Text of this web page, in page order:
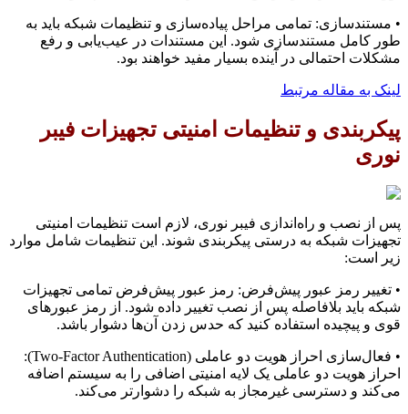
• مستندسازی: تمامی مراحل پیاده‌سازی و تنظیمات شبکه باید به
طور کامل مستندسازی شود. این مستندات در عیب‌یابی و رفع
مشکلات احتمالی در آینده بسیار مفید خواهند بود.
لینک به مقاله مرتبط
پیکربندی و تنظیمات امنیتی تجهیزات فیبر
نوری
پس از نصب و راه‌اندازی فیبر نوری، لازم است تنظیمات امنیتی
تجهیزات شبکه به درستی پیکربندی شوند. این تنظیمات شامل موارد
زیر است:
• تغییر رمز عبور پیش‌فرض: رمز عبور پیش‌فرض تمامی تجهیزات
شبکه باید بلافاصله پس از نصب تغییر داده شود. از رمز عبورهای
قوی و پیچیده استفاده کنید که حدس زدن آن‌ها دشوار باشد.
• فعال‌سازی احراز هویت دو عاملی (Two-Factor Authentication):
احراز هویت دو عاملی یک لایه امنیتی اضافی را به سیستم اضافه
می‌کند و دسترسی غیرمجاز به شبکه را دشوارتر می‌کند.